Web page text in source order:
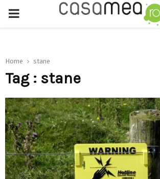
PRIMARY
Home stane
Tag : stane